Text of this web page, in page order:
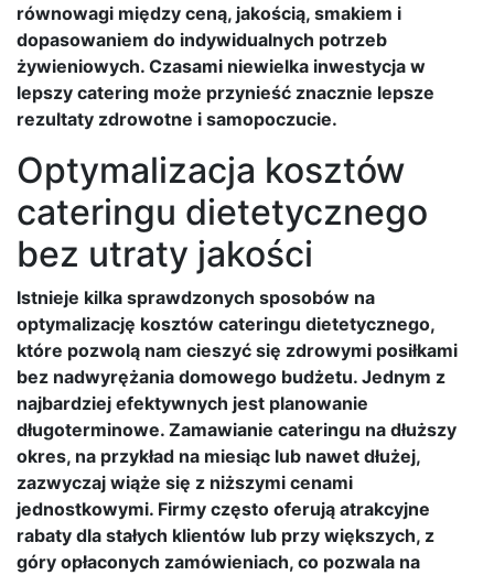
równowagi między ceną, jakością, smakiem i
dopasowaniem do indywidualnych potrzeb
żywieniowych. Czasami niewielka inwestycja w
lepszy catering może przynieść znacznie lepsze
rezultaty zdrowotne i samopoczucie.
Optymalizacja kosztów
cateringu dietetycznego
bez utraty jakości
Istnieje kilka sprawdzonych sposobów na
optymalizację kosztów cateringu dietetycznego,
które pozwolą nam cieszyć się zdrowymi posiłkami
bez nadwyrężania domowego budżetu. Jednym z
najbardziej efektywnych jest planowanie
długoterminowe. Zamawianie cateringu na dłuższy
okres, na przykład na miesiąc lub nawet dłużej,
zazwyczaj wiąże się z niższymi cenami
jednostkowymi. Firmy często oferują atrakcyjne
rabaty dla stałych klientów lub przy większych, z
góry opłaconych zamówieniach, co pozwala na